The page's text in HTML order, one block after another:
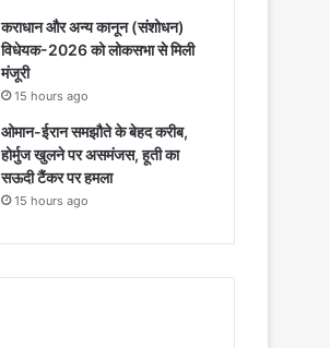
कराधान और अन्य कानून (संशोधन)
विधेयक-2026 को लोकसभा से मिली
मंजूरी
15 hours ago
ओमान-ईरान समझौते के बेहद करीब,
होर्मुज खुलने पर असमंजस, हूती का
सऊदी टैंकर पर हमला
15 hours ago